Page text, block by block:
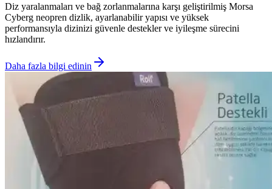
Diz yaralanmaları ve bağ zorlanmalarına karşı geliştirilmiş Morsa
Cyberg neopren dizlik, ayarlanabilir yapısı ve yüksek
performansıyla dizinizi güvenle destekler ve iyileşme sürecini
hızlandırır.
Daha fazla bilgi edinin